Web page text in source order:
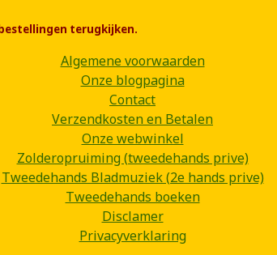
bestellingen terugkijken.
Algemene voorwaarden
Onze blogpagina
Contact
Verzendkosten en Betalen
Onze webwinkel
Zolderopruiming (tweedehands prive)
Tweedehands Bladmuziek (2e hands prive)
Tweedehands boeken
Disclamer
Privacyverklaring